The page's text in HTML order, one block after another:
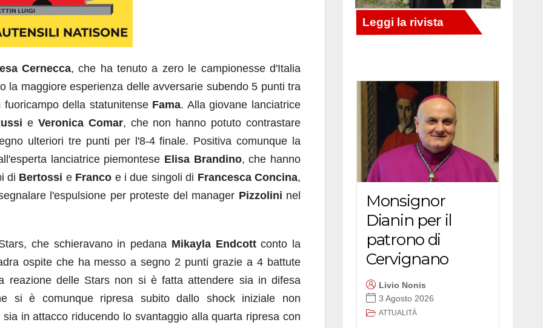
Cernecca, che ha tenuto a zero le campionesse d'Italia
la maggiore esperienza delle avversarie subendo 5 punti tra
della statunitense Fama. Alla giovane lanciatrice
e Veronica Comar, che non hanno potuto contrastare
ulteriori tre punti per l'8-4 finale. Positiva comunque la
lanciatrice piemontese Elisa Brandino, che hanno
di Bertossi e Franco e i due singoli di Francesca Concina,
l'espulsione per proteste del manager Pizzolini nel
che schieravano in pedana Mikayla Endcottconto la
ospite che ha messo a segno 2 punti grazie a 4 battute
reazione delle Stars non si è fatta attendere sia in difesa
si è comunque ripresa subito dallo shock iniziale non
in attacco riducendo lo svantaggio alla quarta ripresa con
Monsignor
Dianin per il
patrono di
Cervignano
Livio Nonis
3 Agosto 2026
ATTUALITÀ